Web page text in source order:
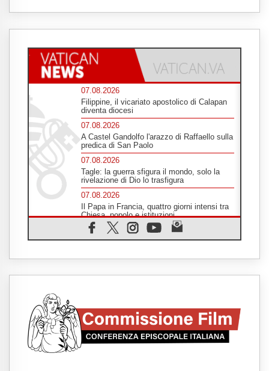
07.08.2026
Filippine, il vicariato apostolico di Calapan
diventa diocesi
07.08.2026
A Castel Gandolfo l'arazzo di Raffaello sulla
predica di San Paolo
07.08.2026
Tagle: la guerra sfigura il mondo, solo la
rivelazione di Dio lo trasfigura
07.08.2026
Il Papa in Francia, quattro giorni intensi tra
Chiesa, popolo e istituzioni
07.08.2026
SIGNIS 2026, dare voce alle religiose
Honduras, gli sfollati invisibili di una crisi
Italia, Antigone: carceri al limite della
sopravvivenza per caldo e sovraffollamento
07.08.2026
Parolin conclude il viaggio in Messico: "La